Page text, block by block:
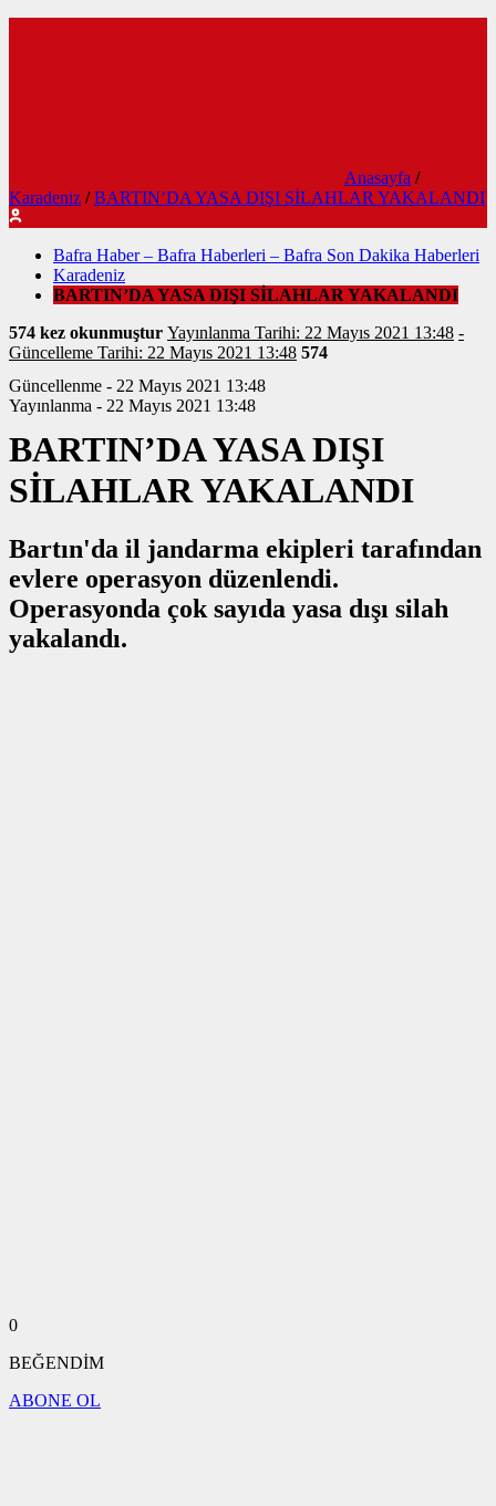
Anasayfa /
Karadeniz / BARTIN’DA YASA DIŞI SİLAHLAR YAKALANDI
Bafra Haber – Bafra Haberleri – Bafra Son Dakika Haberleri
Karadeniz
BARTIN’DA YASA DIŞI SİLAHLAR YAKALANDI
574 kez okunmuştur Yayınlanma Tarihi: 22 Mayıs 2021 13:48 -
Güncelleme Tarihi: 22 Mayıs 2021 13:48 574
Güncellenme - 22 Mayıs 2021 13:48
Yayınlanma - 22 Mayıs 2021 13:48
BARTIN’DA YASA DIŞI
SİLAHLAR YAKALANDI
Bartın'da il jandarma ekipleri tarafından
evlere operasyon düzenlendi.
Operasyonda çok sayıda yasa dışı silah
yakalandı.
0
BEĞENDİM
ABONE OL